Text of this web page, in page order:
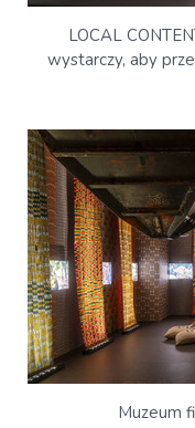
LOCAL
wystarczy, aby
Muzeum